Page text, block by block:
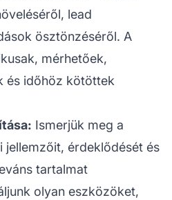
lead
ösztönzéséről. A
mérhetőek,
és időhöz kötöttek
Ismerjük meg a
jellemzőit, érdeklődését és
tartalmat
olyan eszközöket,